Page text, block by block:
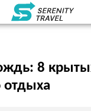
8
отдыха